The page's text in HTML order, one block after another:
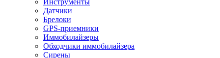
Инструменты
Датчики
Брелоки
GPS-приемники
Иммобилайзеры
Обходчики иммобилайзера
Сирены